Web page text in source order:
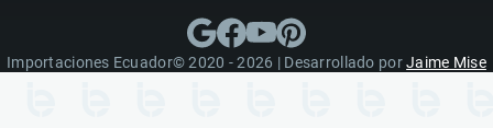
Importaciones Ecuador© 2020 - 2026 | Desarrollado porJaime Mise